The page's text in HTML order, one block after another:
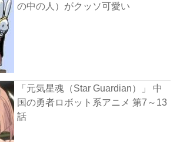
の中の人）がクッソ可愛い
「元気星魂（Star Guardian）」 中
国の勇者ロボット系アニメ 第7～13
話